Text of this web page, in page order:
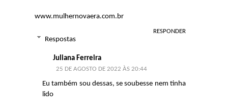
www.mulhernovaera.com.br
RESPONDER
Respostas
Juliana Ferreira
25 DE AGOSTO DE 2022 ÀS 20:44
Eu também sou dessas, se soubesse nem tinha
lido